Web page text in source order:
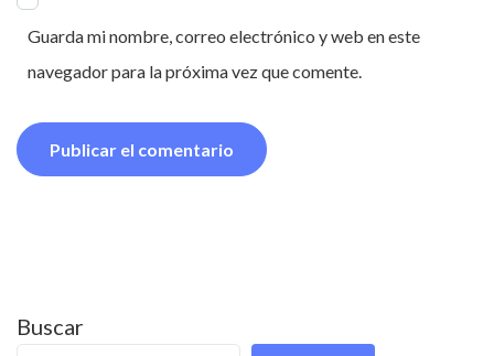
Guarda mi nombre, correo electrónico y web en este
navegador para la próxima vez que comente.
Buscar